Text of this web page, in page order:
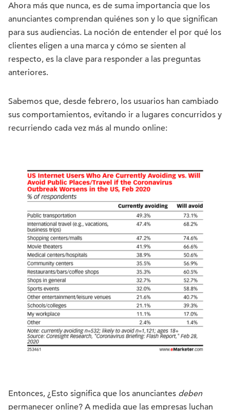
Ahora más que nunca, es de suma importancia que los
anunciantes comprendan quiénes son y lo que significan
para sus audiencias. La noción de entender el por qué los
clientes eligen a una marca y cómo se sienten al
respecto, es la clave para responder a las preguntas
anteriores.
Sabemos que, desde febrero, los usuarios han cambiado
sus comportamientos, evitando ir a lugares concurridos y
recurriendo cada vez más al mundo online:
Entonces, ¿Esto significa que los anunciantes deben
permanecer online? A medida que las empresas luchan